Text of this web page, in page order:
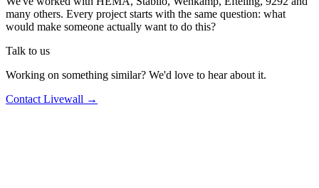
many others. Every project starts with the same question: what
would make someone actually want to do this?
Talk to us
Working on something similar? We'd love to hear about it.
Contact Livewall →